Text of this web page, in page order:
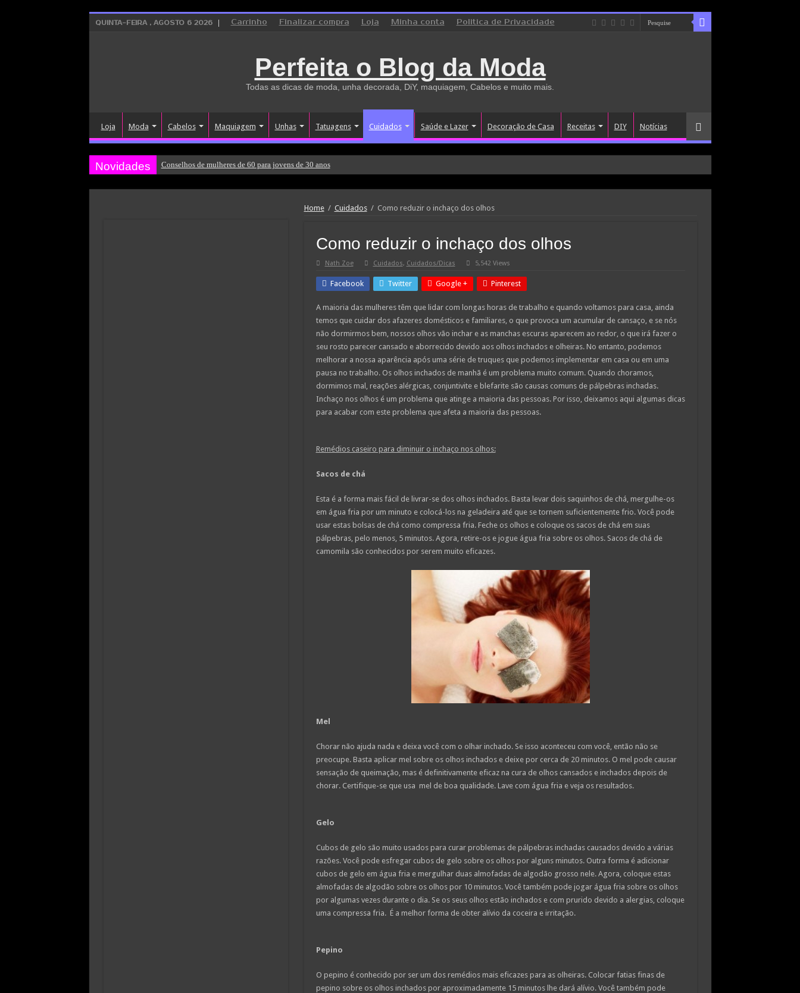
QUINTA-FEIRA , AGOSTO 6 2026 Carrinho Finalizar compra Loja Minha conta Politica de Privacidade
Perfeita o Blog da Moda
Todas as dicas de moda, unha decorada, DiY, maquiagem, Cabelos e muito mais.
Loja Moda Cabelos Maquiagem Unhas Tatuagens Cuidados Saúde e Lazer Decoração de Casa Receitas DIY Notícias
Novidades Conselhos de mulheres de 60 para jovens de 30 anos
Home / Cuidados / Como reduzir o inchaço dos olhos
Como reduzir o inchaço dos olhos
Nath Zoe Cuidados, Cuidados/Dicas 5,542 Views
Facebook Twitter Google + Pinterest
A maioria das mulheres têm que lidar com longas horas de trabalho e quando voltamos para casa, ainda
temos que cuidar dos afazeres domésticos e familiares, o que provoca um acumular de cansaço, e se nós
não dormirmos bem, nossos olhos vão inchar e as manchas escuras aparecem ao redor, o que irá fazer o
seu rosto parecer cansado e aborrecido devido aos olhos inchados e olheiras. No entanto, podemos
melhorar a nossa aparência após uma série de truques que podemos implementar em casa ou em uma
pausa no trabalho. Os olhos inchados de manhã é um problema muito comum. Quando choramos,
dormimos mal, reações alérgicas, conjuntivite e blefarite são causas comuns de pálpebras inchadas.
Inchaço nos olhos é um problema que atinge a maioria das pessoas. Por isso, deixamos aqui algumas dicas
para acabar com este problema que afeta a maioria das pessoas.
Remédios caseiro para diminuir o inchaço nos olhos:
Sacos de chá
Esta é a forma mais fácil de livrar-se dos olhos inchados. Basta levar dois saquinhos de chá, mergulhe-os
em água fria por um minuto e colocá-los na geladeira até que se tornem suficientemente frio. Você pode
usar estas bolsas de chá como compressa fria. Feche os olhos e coloque os sacos de chá em suas
pálpebras, pelo menos, 5 minutos. Agora, retire-os e jogue água fria sobre os olhos. Sacos de chá de
camomila são conhecidos por serem muito eficazes.
Mel
Chorar não ajuda nada e deixa você com o olhar inchado. Se isso aconteceu com você, então não se
preocupe. Basta aplicar mel sobre os olhos inchados e deixe por cerca de 20 minutos. O mel pode causar
sensação de queimação, mas é definitivamente eficaz na cura de olhos cansados e inchados depois de
chorar. Certifique-se que usa mel de boa qualidade. Lave com água fria e veja os resultados.
Gelo
Cubos de gelo são muito usados para curar problemas de pálpebras inchadas causados devido a várias
razões. Você pode esfregar cubos de gelo sobre os olhos por alguns minutos. Outra forma é adicionar
cubos de gelo em água fria e mergulhar duas almofadas de algodão grosso nele. Agora, coloque estas
almofadas de algodão sobre os olhos por 10 minutos. Você também pode jogar água fria sobre os olhos
por algumas vezes durante o dia. Se os seus olhos estão inchados e com prurido devido a alergias, coloque
uma compressa fria. É a melhor forma de obter alívio da coceira e irritação.
Pepino
O pepino é conhecido por ser um dos remédios mais eficazes para as olheiras. Colocar fatias finas de
pepino sobre os olhos inchados por aproximadamente 15 minutos lhe dará alívio. Você também pode